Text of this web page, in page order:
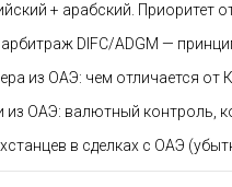
+ арабский. Приоритет
DIFC/ADGM —
из ОАЭ: чем отличается от
из ОАЭ: валютный контроль,
в сделках с ОАЭ